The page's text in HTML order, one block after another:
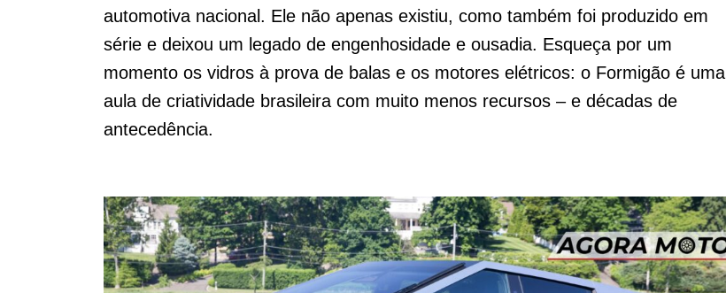
automotiva nacional. Ele não apenas existiu, como também foi produzido em
série e deixou um legado de engenhosidade e ousadia. Esqueça por um
momento os vidros à prova de balas e os motores elétricos: o Formigão é uma
aula de criatividade brasileira com muito menos recursos – e décadas de
antecedência.